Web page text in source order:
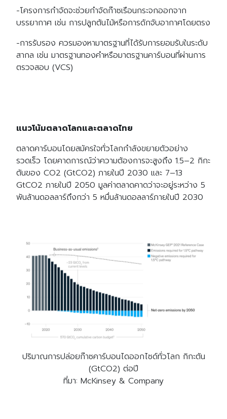
-โครงการกำจัดจะช่วยกำจัดก๊าซเรือนกระจกออกจาก
บรรยากาศ เช่น การปลูกต้นไม้หรือการดักจับอากาศโดยตรง
-การรับรอง ควรมองหามาตรฐานที่ได้รับการยอมรับในระดับ
สากล เช่น มาตรฐานทองคำหรือมาตรฐานคาร์บอนที่ผ่านการ
ตรวจสอบ (VCS)
แนวโน้มตลาดโลกและตลาดไทย
ตลาดคาร์บอนโดยสมัครใจทั่วโลกกำลังขยายตัวอย่าง
รวดเร็ว โดยคาดการณ์ว่าความต้องการจะสูงถึง 1.5–2 กิกะ
ตันของ CO2 (GtCO2) ภายในปี 2030 และ 7–13
GtCO2 ภายในปี 2050 มูลค่าตลาดคาดว่าจะอยู่ระหว่าง 5
พันล้านดอลลาร์ถึงกว่า 5 หมื่นล้านดอลลาร์ภายในปี 2030
ปริมาณการปล่อยก๊าซคาร์บอนไดออกไซด์ทั่วโลก กิกะตัน
(GtCO2) ต่อปี
ที่มา: McKinsey & Company